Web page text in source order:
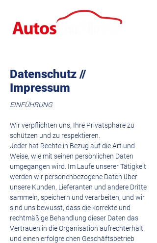
Datenschutz //
Impressum
EINFÜHRUNG
Wir verpflichten uns, Ihre Privatsphäre zu
schützen und zu respektieren.
Jeder hat Rechte in Bezug auf die Art und
Weise, wie mit seinen persönlichen Daten
umgegangen wird. Im Laufe unserer Tätigkeit
werden wir personenbezogene Daten über
unsere Kunden, Lieferanten und andere Dritte
sammeln, speichern und verarbeiten, und wir
sind uns bewusst, dass die korrekte und
rechtmäßige Behandlung dieser Daten das
Vertrauen in die Organisation aufrechterhält
und einen erfolgreichen Geschäftsbetrieb